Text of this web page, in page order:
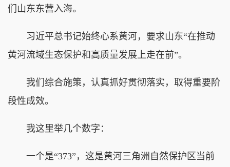
们山东东营入海。
习近平总书记始终心系黄河，要求山东“在推动
黄河流域生态保护和高质量发展上走在前”。
我们综合施策，认真抓好贯彻落实，取得重要阶
段性成效。
我这里举几个数字：
一个是“373”，这是黄河三角洲自然保护区当前